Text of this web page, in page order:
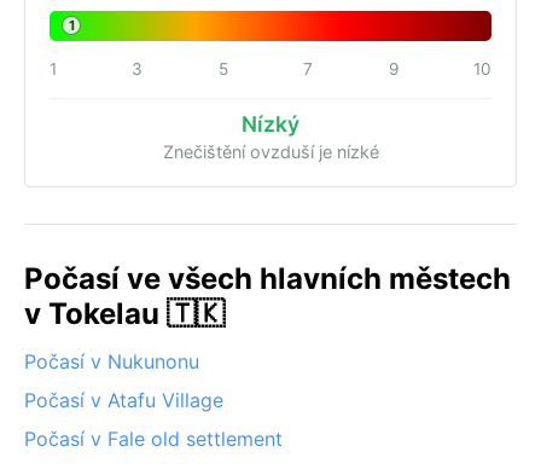
1
1 3 5 7 9 10
Nízký
Znečištění ovzduší je nízké
Počasí ve všech hlavních městech
v Tokelau 🇹🇰
Počasí v Nukunonu
Počasí v Atafu Village
Počasí v Fale old settlement